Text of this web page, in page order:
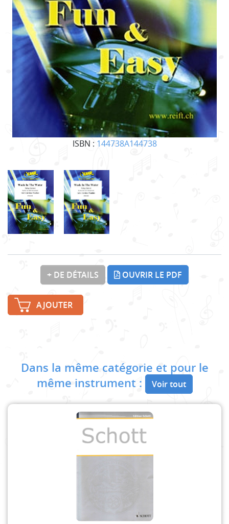
ISBN : 144738A144738
+ DE DÉTAILS OUVRIR LE PDF
AJOUTER
Dans la même catégorie et pour le
même instrument :
Voir tout